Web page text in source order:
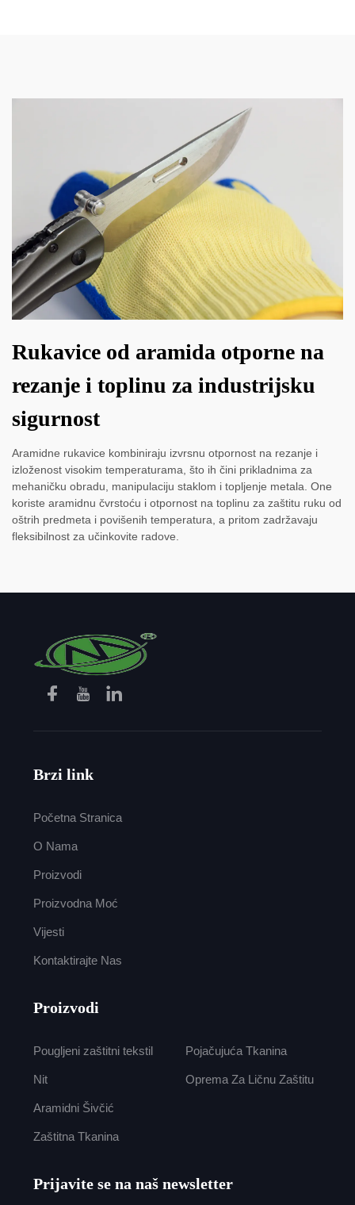
Rukavice od aramida otporne na
rezanje i toplinu za industrijsku
sigurnost
Aramidne rukavice kombiniraju izvrsnu otpornost na rezanje i
izloženost visokim temperaturama, što ih čini prikladnima za
mehaničku obradu, manipulaciju staklom i topljenje metala. One
koriste aramidnu čvrstoću i otpornost na toplinu za zaštitu ruku od
oštrih predmeta i povišenih temperatura, a pritom zadržavaju
fleksibilnost za učinkovite radove.
Brzi link
Početna Stranica
O Nama
Proizvodi
Proizvodna Moć
Vijesti
Kontaktirajte Nas
Proizvodi
Pougljeni zaštitni tekstil
Nit
Aramidni Šivčić
Zaštitna Tkanina
Pojačujuća Tkanina
Oprema Za Ličnu Zaštitu
Prijavite se na naš newsletter